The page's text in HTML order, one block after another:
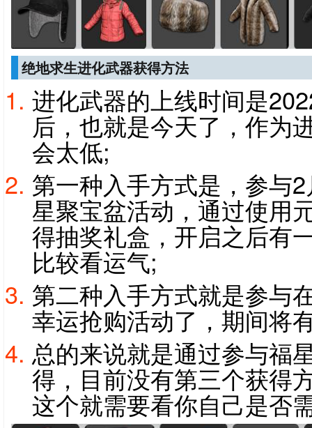
绝地求生进化武器获得方法
进化武器的上线时间是
后，也就是今天了，作为
会太低;
第一种入手方式是，参与
星聚宝盆活动，通过使用
得抽奖礼盒，开启之后有
比较看运气;
第二种入手方式就是参与
幸运抢购活动了，期间将
总的来说就是通过参与福
得，目前没有第三个获得
这个就需要看你自己是否